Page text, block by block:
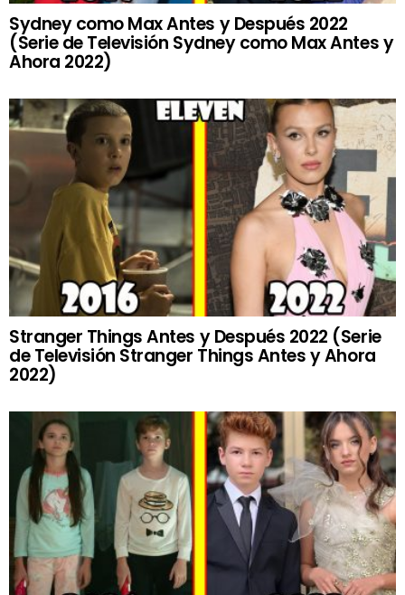
Sydney como Max Antes y Después 2022
(Serie de Televisión Sydney como Max Antes y
Ahora 2022)
Stranger Things Antes y Después 2022 (Serie
de Televisión Stranger Things Antes y Ahora
2022)